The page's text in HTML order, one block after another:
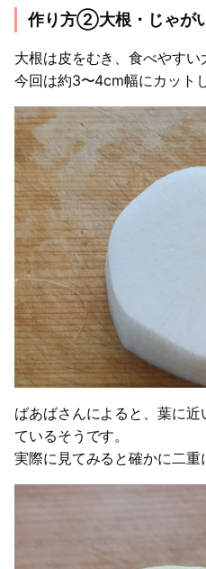
作り方②大根・じゃが
大根は皮をむき、食べやすい
今回は約3〜4cm幅にカット
ばあばさんによると、葉に
ているそうです。
実際に見てみると確かに二重